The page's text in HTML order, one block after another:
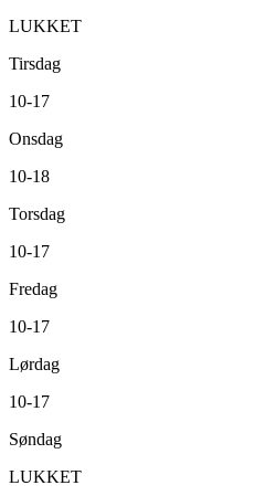
LUKKET
Tirsdag
10-17
Onsdag
10-18
Torsdag
10-17
Fredag
10-17
Lørdag
10-17
Søndag
LUKKET